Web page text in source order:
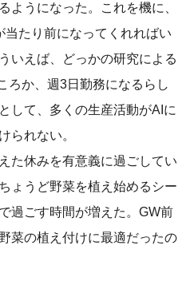
ようになった。これを機に、
当たり前になってくれればい
いえば、どっかの研究による
ろか、週3日勤務になるらし
して、多くの生産活動がAIに
られない。
た休みを有意義に過ごしてい
ょうど野菜を植え始めるシー
過ごす時間が増えた。GW前
菜の植え付けに最適だったの